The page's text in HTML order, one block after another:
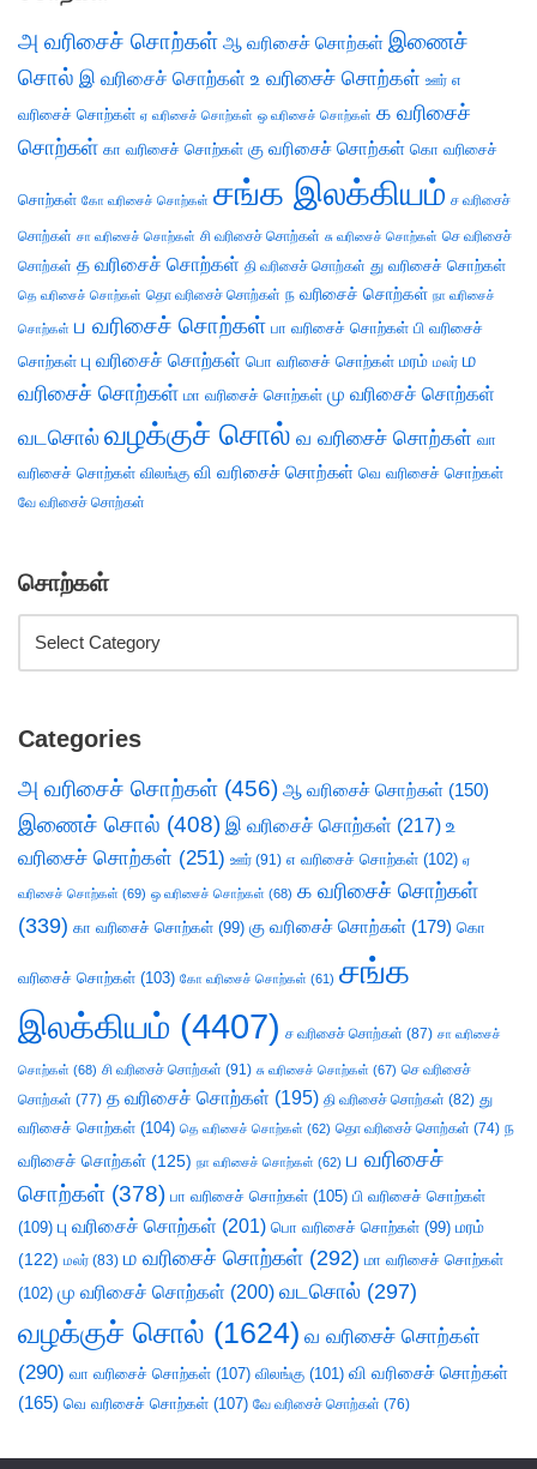
அ வரிசைச் சொற்கள் ஆ வரிசைச் சொற்கள் இணைச்
சொல் இ வரிசைச் சொற்கள் உ வரிசைச் சொற்கள் ஊர் எ
வரிசைச் சொற்கள் ஏ வரிசைச் சொற்கள் ஒ வரிசைச் சொற்கள் க வரிசைச்
சொற்கள் கா வரிசைச் சொற்கள் கு வரிசைச் சொற்கள் கொ வரிசைச்
சொற்கள் கோ வரிசைச் சொற்கள் சங்க இலக்கியம் ச வரிசைச்
சொற்கள் சா வரிசைச் சொற்கள் சி வரிசைச் சொற்கள் சு வரிசைச் சொற்கள் செ வரிசைச்
சொற்கள் த வரிசைச் சொற்கள் தி வரிசைச் சொற்கள் து வரிசைச் சொற்கள்
தெ வரிசைச் சொற்கள் தொ வரிசைச் சொற்கள் ந வரிசைச் சொற்கள் நா வரிசைச்
சொற்கள் ப வரிசைச் சொற்கள் பா வரிசைச் சொற்கள் பி வரிசைச்
சொற்கள் பு வரிசைச் சொற்கள் பொ வரிசைச் சொற்கள் மரம் மலர் ம
வரிசைச் சொற்கள் மா வரிசைச் சொற்கள் மு வரிசைச் சொற்கள்
வடசொல் வழக்குச் சொல் வ வரிசைச் சொற்கள் வா
வரிசைச் சொற்கள் விலங்கு வி வரிசைச் சொற்கள் வெ வரிசைச் சொற்கள்
வே வரிசைச் சொற்கள்
சொற்கள்
Categories
அ வரிசைச் சொற்கள் (456) ஆ வரிசைச் சொற்கள் (150)
இணைச் சொல் (408) இ வரிசைச் சொற்கள் (217) உ
வரிசைச் சொற்கள் (251) ஊர் (91) எ வரிசைச் சொற்கள் (102) ஏ
வரிசைச் சொற்கள் (69) ஒ வரிசைச் சொற்கள் (68) க வரிசைச் சொற்கள்
(339) கா வரிசைச் சொற்கள் (99) கு வரிசைச் சொற்கள் (179) கொ
வரிசைச் சொற்கள் (103) கோ வரிசைச் சொற்கள் (61) சங்க
இலக்கியம் (4407) ச வரிசைச் சொற்கள் (87) சா வரிசைச்
சொற்கள் (68) சி வரிசைச் சொற்கள் (91) சு வரிசைச் சொற்கள் (67) செ வரிசைச்
சொற்கள் (77) த வரிசைச் சொற்கள் (195) தி வரிசைச் சொற்கள் (82) து
வரிசைச் சொற்கள் (104) தெ வரிசைச் சொற்கள் (62) தொ வரிசைச் சொற்கள் (74) ந
வரிசைச் சொற்கள் (125) நா வரிசைச் சொற்கள் (62) ப வரிசைச்
சொற்கள் (378) பா வரிசைச் சொற்கள் (105) பி வரிசைச் சொற்கள்
(109) பு வரிசைச் சொற்கள் (201) பொ வரிசைச் சொற்கள் (99) மரம்
(122) மலர் (83) ம வரிசைச் சொற்கள் (292) மா வரிசைச் சொற்கள்
(102) மு வரிசைச் சொற்கள் (200) வடசொல் (297)
வழக்குச் சொல் (1624) வ வரிசைச் சொற்கள்
(290) வா வரிசைச் சொற்கள் (107) விலங்கு (101) வி வரிசைச் சொற்கள்
(165) வெ வரிசைச் சொற்கள் (107) வே வரிசைச் சொற்கள் (76)